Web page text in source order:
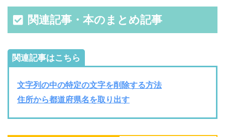
関連記事・本のまとめ記事
関連記事はこちら
文字列の中の特定の文字を削除する方法
住所から都道府県名を取り出す